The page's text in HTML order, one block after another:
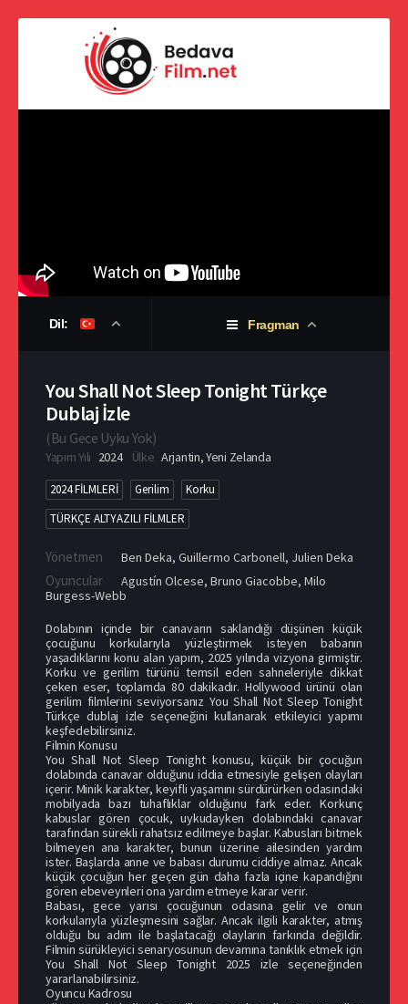
Dil: Fragman
You Shall Not Sleep Tonight Türkçe
Dublaj İzle
(Bu Gece Uyku Yok)
Yapım Yılı 2024 Ülke Arjantin,Yeni Zelanda
2024 FİLMLERİ Gerilim
Korku
TÜRKÇE ALTYAZILI FİLMLER
Yönetmen Ben Deka, Guillermo Carbonell, Julien Deka
Oyuncular Agustín Olcese, Bruno Giacobbe, Milo
Burgess-Webb
Dolabının içinde bir canavarın saklandığı düşünen küçük
çocuğunu korkularıyla yüzleştirmek isteyen babanın
yaşadıklarını konu alan yapım, 2025 yılında vizyona girmiştir.
Korku ve gerilim türünü temsil eden sahneleriyle dikkat
çeken eser, toplamda 80 dakikadır. Hollywood ürünü olan
gerilim filmlerini seviyorsanız You Shall Not Sleep Tonight
Türkçe dublaj izle seçeneğini kullanarak etkileyici yapımı
keşfedebilirsiniz.
Filmin Konusu
You Shall Not Sleep Tonight konusu, küçük bir çocuğun
dolabında canavar olduğunu iddia etmesiyle gelişen olayları
içerir. Minik karakter, keyifli yaşamını sürdürürken odasındaki
mobilyada bazı tuhaflıklar olduğunu fark eder. Korkunç
kabuslar gören çocuk, uykudayken dolabındaki canavar
tarafından sürekli rahatsız edilmeye başlar. Kabusları bitmek
bilmeyen ana karakter, bunun üzerine ailesinden yardım
ister. Başlarda anne ve babası durumu ciddiye almaz. Ancak
küçük çocuğun her geçen gün daha fazla içine kapandığını
gören ebeveynleri ona yardım etmeye karar verir.
Babası, gece yarısı çocuğunun odasına gelir ve onun
korkularıyla yüzleşmesini sağlar. Ancak ilgili karakter, atmış
olduğu bu adım ile başlatacağı olayların farkında değildir.
Filmin sürükleyici senaryosunun devamına tanıklık etmek için
You Shall Not Sleep Tonight 2025 izle seçeneğinden
yararlanabilirsiniz.
Oyuncu Kadrosu